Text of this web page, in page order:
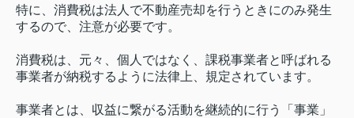
特に、消費税は法人で不動産売却を行うときにのみ発生
するので、注意が必要です。
消費税は、元々、個人ではなく、課税事業者と呼ばれる
事業者が納税するように法律上、規定されています。
事業者とは、収益に繋がる活動を継続的に行う「事業」